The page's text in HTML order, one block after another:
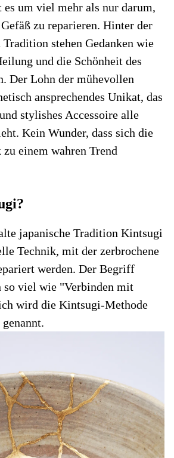
es um viel mehr als nur darum,
zu reparieren. Hinter der
stehen Gedanken wie
und die Schönheit des
Der Lohn der mühevollen
ansprechendes Unikat, das
stylishes Accessoire alle
Kein Wunder, dass sich die
einem wahren Trend
japanische Tradition Kintsugi
Technik, mit der zerbrochene
werden. Der Begriff
so viel wie "Verbinden mit
wird die Kintsugi-Methode